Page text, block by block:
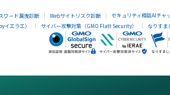
ワード漏洩診断 Webサイトリスク診断
セキュリティ相談AIチャ
イエラエ） サイバー攻撃対策（GMO Flatt Security） なりすま